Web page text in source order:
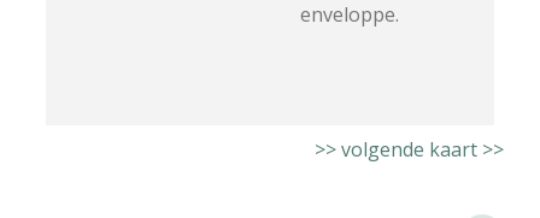
enveloppe.
>> volgende kaart >>